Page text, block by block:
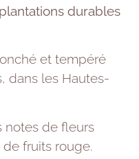
durables
et tempéré
dans les Hautes-
notes de fleurs
de fruits rouge.